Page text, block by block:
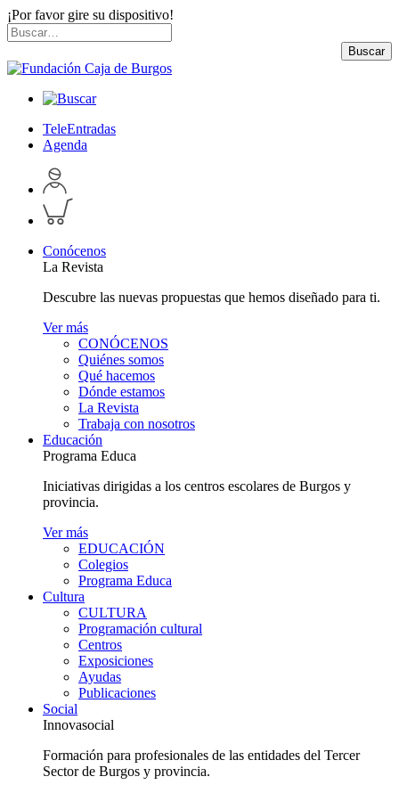
¡Por favor gire su dispositivo!
Skip
to
content
Buscar
por:
Buscar
TeleEntradas
Agenda
Acceder
a
perfil
personal
Inspeccionar
carrito
Conócenos
La Revista
Descubre las nuevas propuestas que hemos diseñado para ti.
Ver más
CONÓCENOS
Quiénes somos
Qué hacemos
Dónde estamos
La Revista
Trabaja con nosotros
Educación
Programa Educa
Iniciativas dirigidas a los centros escolares de Burgos y
provincia.
Ver más
EDUCACIÓN
Colegios
Programa Educa
Cultura
CULTURA
Programación cultural
Centros
Exposiciones
Ayudas
Publicaciones
Social
Innovasocial
Formación para profesionales de las entidades del Tercer
Sector de Burgos y provincia.